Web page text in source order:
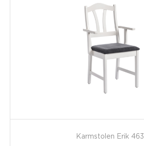
Karmstolen Erik 463